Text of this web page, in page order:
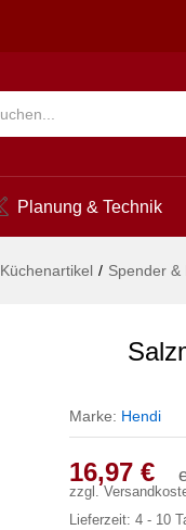
Planung & Technik
Küchenartikel / Spender &
Marke: Hendi
16,97 €
zzgl.
Lieferzeit: 4 - 10